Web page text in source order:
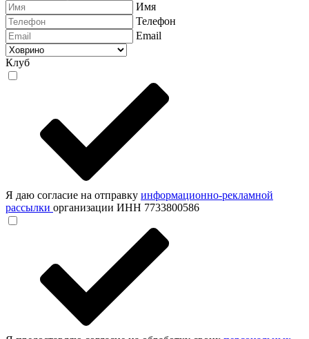
Имя
Телефон
Email
Клуб
Я даю согласие на отправку информационно-рекламной
рассылки организации ИНН 7733800586